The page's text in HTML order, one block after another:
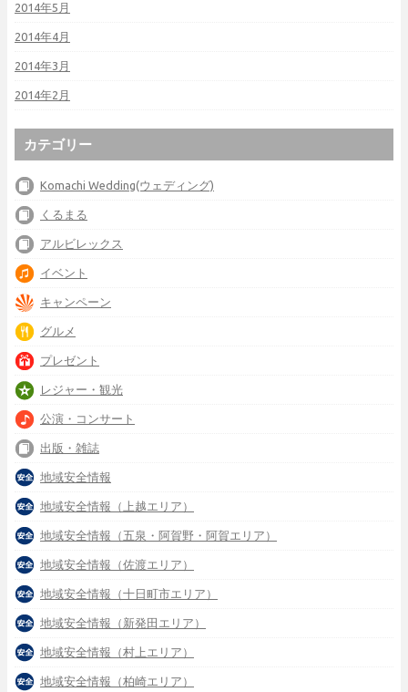
2014年5月
2014年4月
2014年3月
2014年2月
カテゴリー
Komachi Wedding(ウェディング)
くるまる
アルビレックス
イベント
キャンペーン
グルメ
プレゼント
レジャー・観光
公演・コンサート
出版・雑誌
地域安全情報
地域安全情報（上越エリア）
地域安全情報（五泉・阿賀野・阿賀エリア）
地域安全情報（佐渡エリア）
地域安全情報（十日町市エリア）
地域安全情報（新発田エリア）
地域安全情報（村上エリア）
地域安全情報（柏崎エリア）